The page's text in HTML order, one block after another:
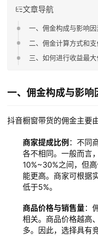
文章导航
一、佣金构成与影响因
二、佣金计算方式和
三、如何进行收益最大
一、佣金构成与影响
抖音橱窗带货的佣金主要
商家提成比例 ：不同
各不相同。一般而言
10%~30%之间，但
能更高。商家可根据
低于5%。
商品价格与销售量：
相关。商品价格越高
多。因此，选择具有